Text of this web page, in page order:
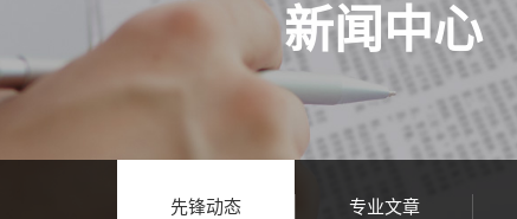
新闻中心
先锋动态 专业文章